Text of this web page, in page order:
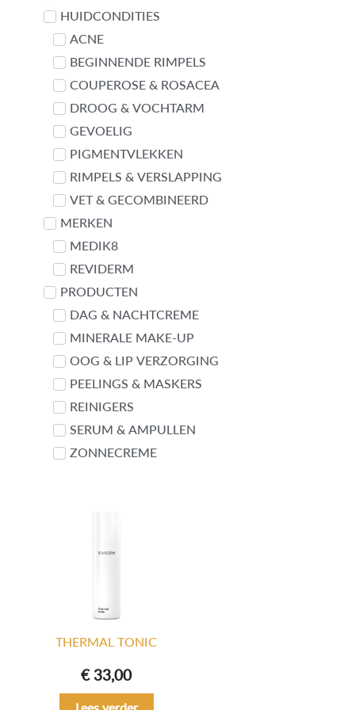
HUIDCONDITIES
ACNE
BEGINNENDE RIMPELS
COUPEROSE & ROSACEA
DROOG & VOCHTARM
GEVOELIG
PIGMENTVLEKKEN
RIMPELS & VERSLAPPING
VET & GECOMBINEERD
MERKEN
MEDIK8
REVIDERM
PRODUCTEN
DAG & NACHTCREME
MINERALE MAKE-UP
OOG & LIP VERZORGING
PEELINGS & MASKERS
REINIGERS
SERUM & AMPULLEN
ZONNECREME
THERMAL TONIC
€33,00
Lees verder